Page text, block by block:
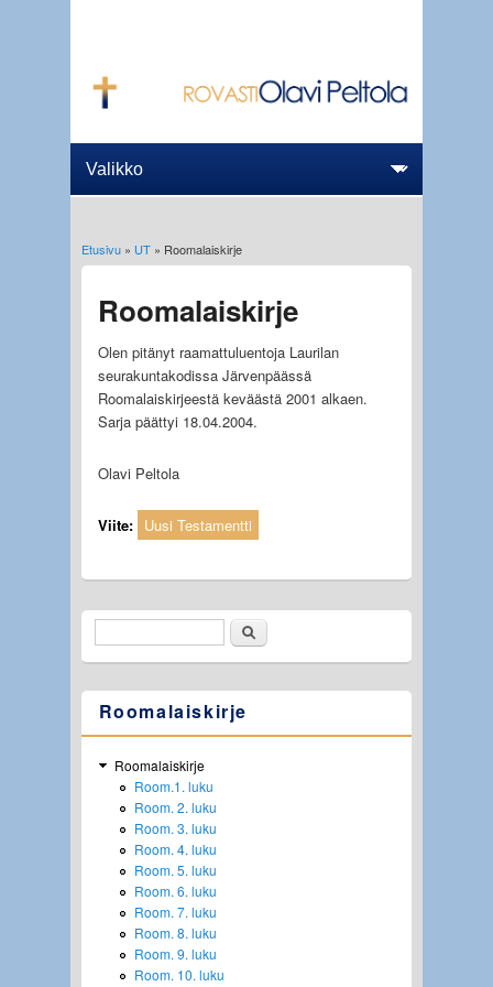
Olet täällä
Etusivu» UT» Roomalaiskirje
Roomalaiskirje
Olen pitänyt raamattuluentoja Laurilan
seurakuntakodissa Järvenpäässä
Roomalaiskirjeestä keväästä 2001 alkaen.
Sarja päättyi 18.04.2004.
Olavi Peltola
Viite: Uusi Testamentti
HakulomakeEtsi
Roomalaiskirje
Roomalaiskirje
Room.1. luku
Room. 2. luku
Room. 3. luku
Room. 4. luku
Room. 5. luku
Room. 6. luku
Room. 7. luku
Room. 8. luku
Room. 9. luku
Room. 10. luku